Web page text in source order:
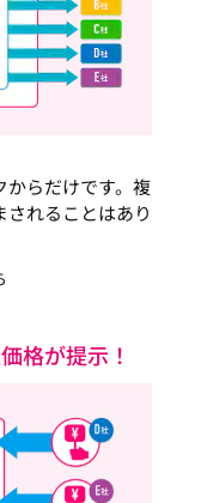
からだけです。複
れることはあり
格が提示！